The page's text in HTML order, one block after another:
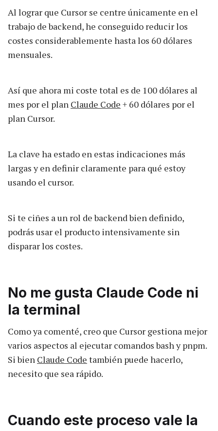
Al lograr que Cursor se centre únicamente en el
trabajo de backend, he conseguido reducir los
costes considerablemente hasta los 60 dólares
mensuales.
Así que ahora mi coste total es de 100 dólares al
mes por el plan Claude Code + 60 dólares por el
plan Cursor.
La clave ha estado en estas indicaciones más
largas y en definir claramente para qué estoy
usando el cursor.
Si te ciñes a un rol de backend bien definido,
podrás usar el producto intensivamente sin
disparar los costes.
No me gusta Claude Code ni
la terminal
Como ya comenté, creo que Cursor gestiona mejor
varios aspectos al ejecutar comandos bash y pnpm.
Si bien Claude Code también puede hacerlo,
necesito que sea rápido.
Cuando este proceso vale la